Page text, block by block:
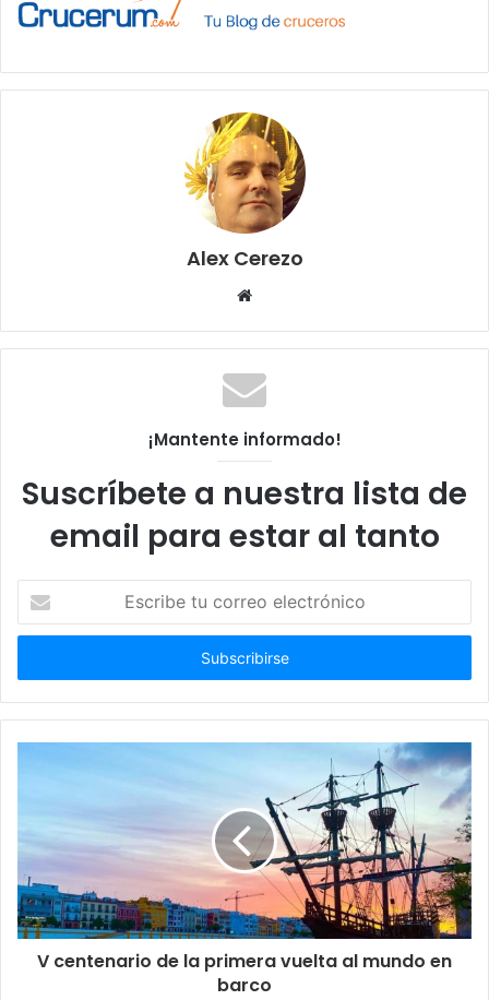
Alex Cerezo
Sitio
¡Mantente informado!
Suscríbete a nuestra lista de
email para estar al tanto
correo
V centenario de la primera vuelta al mundo en
barco